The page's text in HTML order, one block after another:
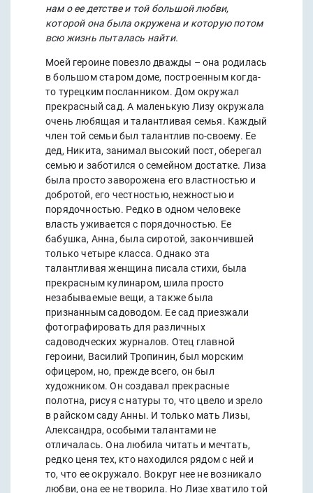
нам о ее детстве и той большой любви,
которой она была окружена и которую потом
всю жизнь пыталась найти.
Моей героине повезло дважды – она родилась
в большом старом доме, построенным когда-
то турецким посланником. Дом окружал
прекрасный сад. А маленькую Лизу окружала
очень любящая и талантливая семья. Каждый
член той семьи был талантлив по-своему. Ее
дед, Никита, занимал высокий пост, оберегал
семью и заботился о семейном достатке. Лиза
была просто заворожена его властностью и
добротой, его честностью, нежностью и
порядочностью. Редко в одном человеке
власть уживается с порядочностью. Ее
бабушка, Анна, была сиротой, закончившей
только четыре класса. Однако эта
талантливая женщина писала стихи, была
прекрасным кулинаром, шила просто
незабываемые вещи, а также была
признанным садоводом. Ее сад приезжали
фотографировать для различных
садоводческих журналов. Отец главной
героини, Василий Тропинин, был морским
офицером, но, прежде всего, он был
художником. Он создавал прекрасные
полотна, рисуя с натуры то, что цвело и зрело
в райском саду Анны. И только мать Лизы,
Александра, особыми талантами не
отличалась. Она любила читать и мечтать,
редко ценя тех, кто находился рядом с ней и
то, что ее окружало. Вокруг нее не возникало
любви, она ее не творила. Но Лизе хватило той